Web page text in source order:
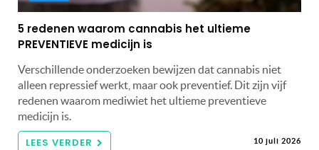
5 redenen waarom cannabis het ultieme
PREVENTIEVE medicijn is
Verschillende onderzoeken bewijzen dat cannabis niet
alleen repressief werkt, maar ook preventief. Dit zijn vijf
redenen waarom mediwiet het ultieme preventieve
medicijn is.
LEES VERDER 10 juli 2026